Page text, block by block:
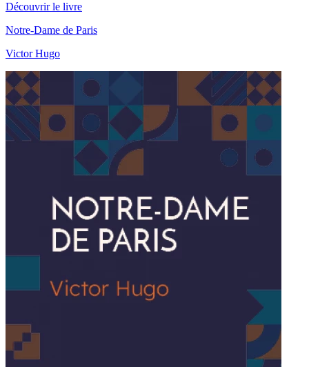
Découvrir le livre
Notre-Dame de Paris
Victor Hugo